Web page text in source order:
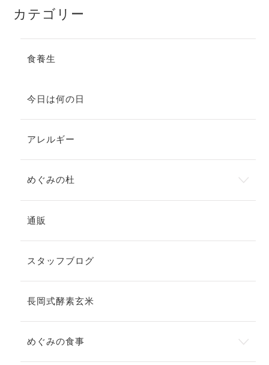
カテゴリー
食養生
今日は何の日
アレルギー
めぐみの杜
通販
スタッフブログ
長岡式酵素玄米
めぐみの食事